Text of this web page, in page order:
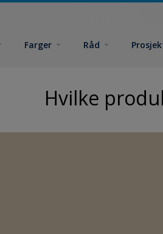
Farger Råd
Hvilke